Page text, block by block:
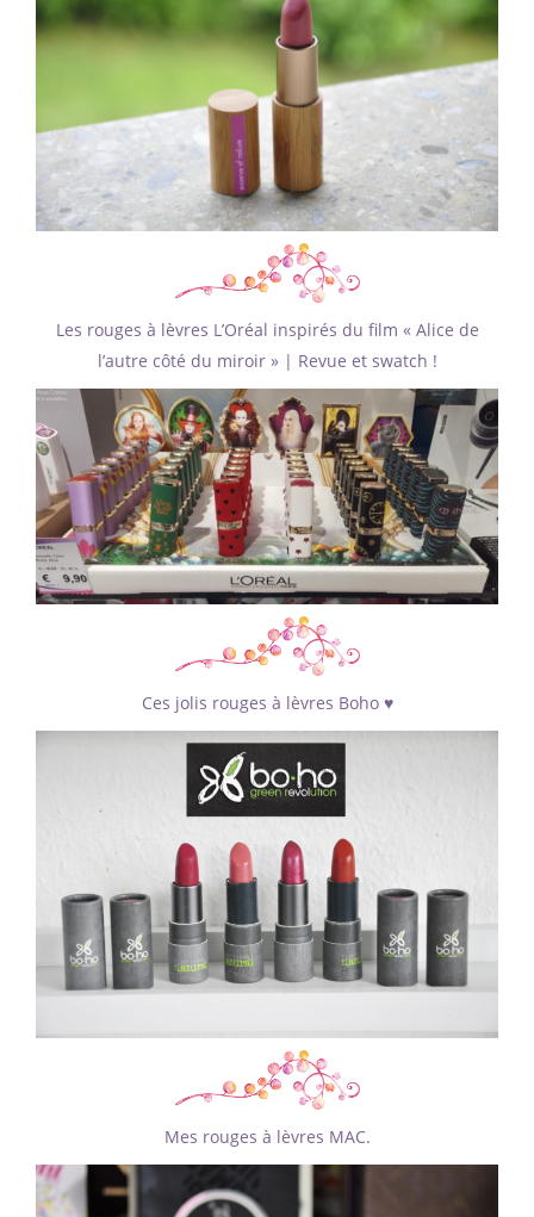
Les rouges à lèvres L’Oréal inspirés du film « Alice de
l’autre côté du miroir » | Revue et swatch !
Ces jolis rouges à lèvres Boho ♥
Mes rouges à lèvres MAC.